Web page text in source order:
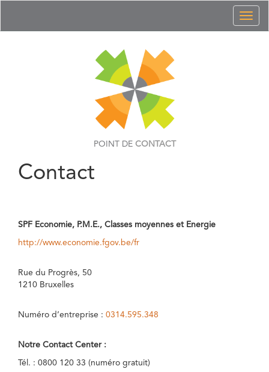
POINT DE CONTACT
Contact
SPF Economie, P.M.E., Classes moyennes et Energie
http://www.economie.fgov.be/fr
Rue du Progrès, 50
1210 Bruxelles
Numéro d’entreprise : 0314.595.348
Notre Contact Center :
Tél. : 0800 120 33 (numéro gratuit)